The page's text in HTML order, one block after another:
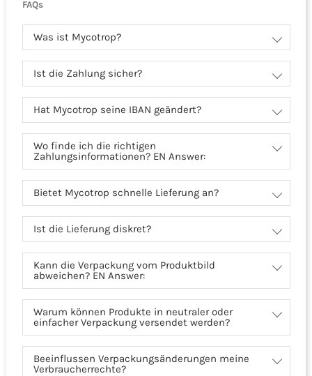
FAQs
Was ist Mycotrop?
Ist die Zahlung sicher?
Hat Mycotrop seine IBAN geändert?
Wo finde ich die richtigen
Zahlungsinformationen? EN Answer:
Bietet Mycotrop schnelle Lieferung an?
Ist die Lieferung diskret?
Kann die Verpackung vom Produktbild
abweichen? EN Answer:
Warum können Produkte in neutraler oder
einfacher Verpackung versendet werden?
Beeinflussen Verpackungsänderungen meine
Verbraucherrechte?